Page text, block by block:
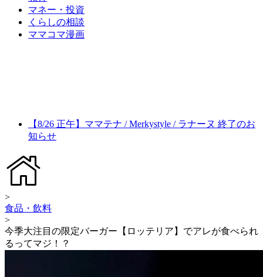
マネー・投資
くらしの相談
ママコマ漫画
【8/26 正午】ママテナ / Merkystyle / ラナーヌ 終了のお
知らせ
>
食品・飲料
>
今季大注目の限定バーガー【ロッテリア】でアレが食べられ
るってマジ！？